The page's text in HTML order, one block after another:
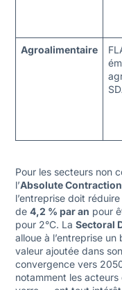
Agroalimentaire
Pour les secteurs non
l’Absolute
l’entreprise doit
de 4,2 % par an pour
pour 2°C. La Sectoral
alloue à l’entreprise
valeur ajoutée dans
convergence vers
notamment les acteurs